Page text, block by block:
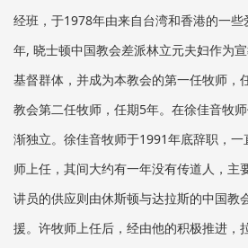
经班，于1978年由来自台湾和香港的一
年, 晓士顿中国教会差派林立元夫妇作为
基督群体，并成为本教会的第一任牧师，
教会第二任牧师，任期5年。在徐佳音牧
渐独立。徐佳音牧师于1991年底辞职，
师上任，其间大约有一年没有传道人，主
讲员的供应则由休斯顿与达拉斯的中国教
援。许牧师上任后，经由他的积极推进，